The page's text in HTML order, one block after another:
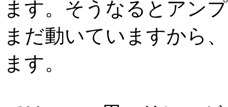
ます。そうなるとアン
まだ動いていますから
ます。